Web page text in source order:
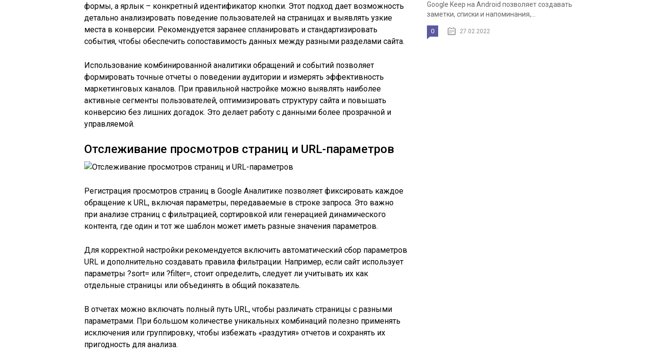
формы, а ярлык – конкретный идентификатор кнопки. Этот подход дает возможность
детально анализировать поведение пользователей на страницах и выявлять узкие
места в конверсии. Рекомендуется заранее спланировать и стандартизировать
события, чтобы обеспечить сопоставимость данных между разными разделами сайта.
Использование комбинированной аналитики обращений и событий позволяет
формировать точные отчеты о поведении аудитории и измерять эффективность
маркетинговых каналов. При правильной настройке можно выявлять наиболее
активные сегменты пользователей, оптимизировать структуру сайта и повышать
конверсию без лишних догадок. Это делает работу с данными более прозрачной и
управляемой.
Отслеживание просмотров страниц и URL-параметров
Регистрация просмотров страниц в Google Аналитике позволяет фиксировать каждое
обращение к URL, включая параметры, передаваемые в строке запроса. Это важно
при анализе страниц с фильтрацией, сортировкой или генерацией динамического
контента, где один и тот же шаблон может иметь разные значения параметров.
Для корректной настройки рекомендуется включить автоматический сбор параметров
URL и дополнительно создавать правила фильтрации. Например, если сайт использует
параметры ?sort= или ?filter=, стоит определить, следует ли учитывать их как
отдельные страницы или объединять в общий показатель.
В отчетах можно включать полный путь URL, чтобы различать страницы с разными
параметрами. При большом количестве уникальных комбинаций полезно применять
исключения или группировку, чтобы избежать «раздутия» отчетов и сохранять их
пригодность для анализа.
Google Keep на Android позволяет создавать
заметки, списки и напоминания,...
0 27.02.2022